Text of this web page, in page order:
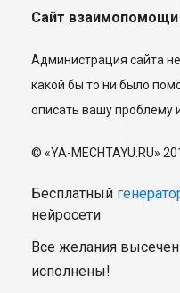
Сайт
Администрация сайта
какой бы то ни было
описать вашу проблему
© «YA-MECHTAYU.RU»
Бесплатный
нейросети
Все желания
исполнены!